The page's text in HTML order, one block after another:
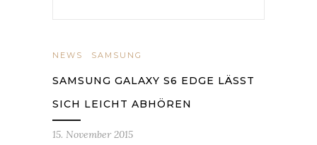
NEWS SAMSUNG
SAMSUNG GALAXY S6 EDGE LÄSST
SICH LEICHT ABHÖREN
15. November 2015